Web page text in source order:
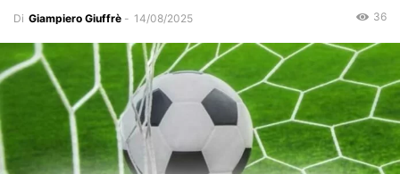
Di Giampiero Giuffrè - 14/08/2025 36